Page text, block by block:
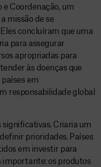
e Coordenação, um
missão de se
concluíram que uma
para assegurar
apropriadas para
às doenças que
em
responsabilidade global
Criaria um
prioridades. Países
em investir para
importante: os produtos